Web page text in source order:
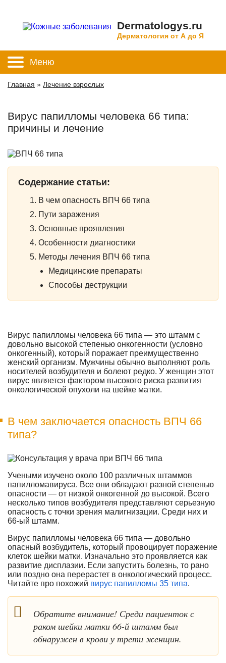
Dermatologys.ru
Дерматология от А до Я
Меню
Главная » Лечение взрослых
Вирус папилломы человека 66 типа:
причины и лечение
Содержание статьи:
В чем опасность ВПЧ 66 типа
Пути заражения
Основные проявления
Особенности диагностики
Методы лечения ВПЧ 66 типа
Медицинские препараты
Способы деструкции
Вирус папилломы человека 66 типа — это штамм с
довольно высокой степенью онкогенности (условно
онкогенный), который поражает преимущественно
женский организм. Мужчины обычно выполняют роль
носителей возбудителя и болеют редко. У женщин этот
вирус является фактором высокого риска развития
онкологической опухоли на шейке матки.
В чем заключается опасность ВПЧ 66
типа?
Учеными изучено около 100 различных штаммов
папилломавируса. Все они обладают разной степенью
опасности — от низкой онкогенной до высокой. Всего
несколько типов возбудителя представляют серьезную
опасность с точки зрения малигнизации. Среди них и
66-ый штамм.
Вирус папилломы человека 66 типа — довольно
опасный возбудитель, который провоцирует поражение
клеток шейки матки. Изначально это проявляется как
развитие дисплазии. Если запустить болезнь, то рано
или поздно она перерастет в онкологический процесс.
Читайте про похожий вирус папилломы 35 типа.
Обратите внимание! Среди пациенток с
раком шейки матки 66-й штамм был
обнаружен в крови у трети женщин.